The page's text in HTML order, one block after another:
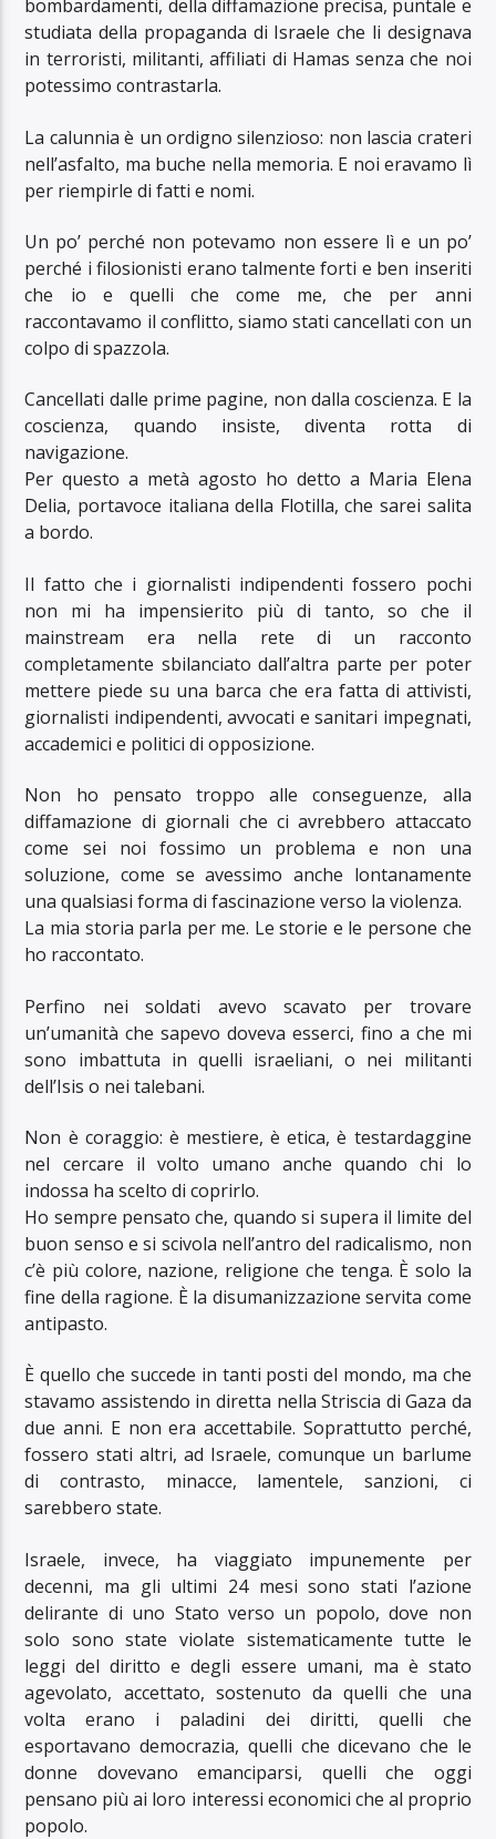
bombardamenti, della diffamazione precisa, puntale e
studiata della propaganda di Israele che li designava
in terroristi, militanti, affiliati di Hamas senza che noi
potessimo contrastarla.
La calunnia è un ordigno silenzioso: non lascia crateri
nell’asfalto, ma buche nella memoria. E noi eravamo lì
per riempirle di fatti e nomi.
Un po’ perché non potevamo non essere lì e un po’
perché i filosionisti erano talmente forti e ben inseriti
che io e quelli che come me, che per anni
raccontavamo il conflitto, siamo stati cancellati con un
colpo di spazzola.
Cancellati dalle prime pagine, non dalla coscienza. E la
coscienza, quando insiste, diventa rotta di
navigazione.
Per questo a metà agosto ho detto a Maria Elena
Delia, portavoce italiana della Flotilla, che sarei salita
a bordo.
Il fatto che i giornalisti indipendenti fossero pochi
non mi ha impensierito più di tanto, so che il
mainstream era nella rete di un racconto
completamente sbilanciato dall’altra parte per poter
mettere piede su una barca che era fatta di attivisti,
giornalisti indipendenti, avvocati e sanitari impegnati,
accademici e politici di opposizione.
Non ho pensato troppo alle conseguenze, alla
diffamazione di giornali che ci avrebbero attaccato
come sei noi fossimo un problema e non una
soluzione, come se avessimo anche lontanamente
una qualsiasi forma di fascinazione verso la violenza.
La mia storia parla per me. Le storie e le persone che
ho raccontato.
Perfino nei soldati avevo scavato per trovare
un’umanità che sapevo doveva esserci, fino a che mi
sono imbattuta in quelli israeliani, o nei militanti
dell’Isis o nei talebani.
Non è coraggio: è mestiere, è etica, è testardaggine
nel cercare il volto umano anche quando chi lo
indossa ha scelto di coprirlo.
Ho sempre pensato che, quando si supera il limite del
buon senso e si scivola nell’antro del radicalismo, non
c’è più colore, nazione, religione che tenga. È solo la
fine della ragione. È la disumanizzazione servita come
antipasto.
È quello che succede in tanti posti del mondo, ma che
stavamo assistendo in diretta nella Striscia di Gaza da
due anni. E non era accettabile. Soprattutto perché,
fossero stati altri, ad Israele, comunque un barlume
di contrasto, minacce, lamentele, sanzioni, ci
sarebbero state.
Israele, invece, ha viaggiato impunemente per
decenni, ma gli ultimi 24 mesi sono stati l’azione
delirante di uno Stato verso un popolo, dove non
solo sono state violate sistematicamente tutte le
leggi del diritto e degli essere umani, ma è stato
agevolato, accettato, sostenuto da quelli che una
volta erano i paladini dei diritti, quelli che
esportavano democrazia, quelli che dicevano che le
donne dovevano emanciparsi, quelli che oggi
pensano più ai loro interessi economici che al proprio
popolo.